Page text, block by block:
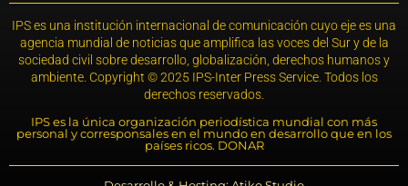
IPS es una institución internacional de comunicación cuyo eje es una
agencia mundial de noticias que amplifica las voces del Sur y de la
sociedad civil sobre desarrollo, globalización, derechos humanos y
ambiente. Copyright © 2025 IPS-Inter Press Service. Todos los
derechos reservados.
IPS es la única organización periodística mundial con más
personal y corresponsales en el mundo en desarrollo que en los
países ricos. DONAR